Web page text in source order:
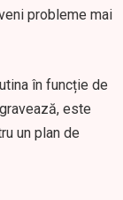
probleme mai
în funcție de
este
un plan de